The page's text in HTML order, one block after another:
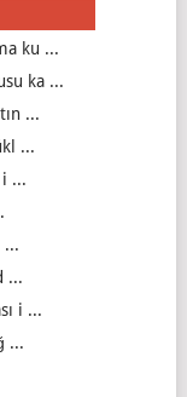
ku ...
ka ...
...
...
...
...
...
i ...
...